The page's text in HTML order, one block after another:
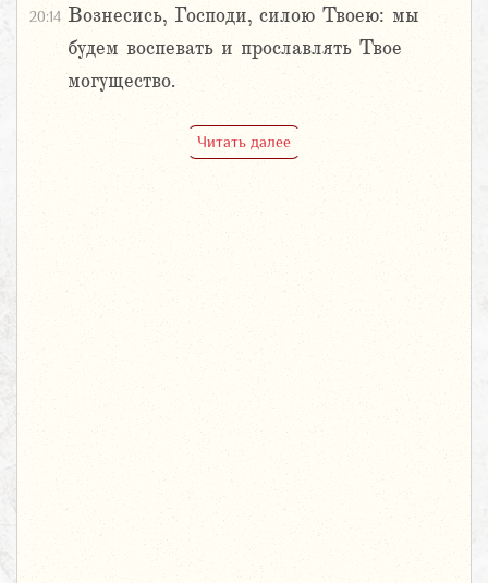
20:14 Вознесись, Господи, силою Твоею: мы
будем воспевать и прославлять Твое
могущество.
Читать далее